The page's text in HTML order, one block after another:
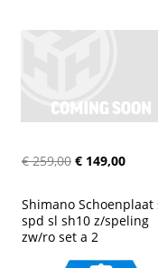
€ 259,00 € 149,00
Shimano Schoenplaat
spd sl sh10 z/speling
zw/ro set a 2